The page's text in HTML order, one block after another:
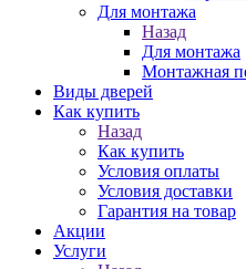
Для монтажа
Назад
Для монтажа
Монтажная
Виды дверей
Как купить
Назад
Как купить
Условия оплаты
Условия доставки
Гарантия на товар
Акции
Услуги